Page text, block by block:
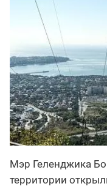
Мэр Геленджика
территории